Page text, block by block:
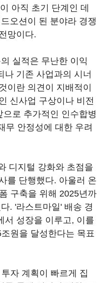
아직 초기 단계인 데
오션이 된 분야라 경쟁
망이다.
실적은 무난한 이익
나 기존 사업과의 시너
이란 의견이 지배적이
신사업 구상이나 비전
로 추가적인 인수합병
무 안정성에 대한 우려
디지털 강화와 초점을
를 단행했다. 아울러 온
구축을 위해 2025년까
. '라스트마일' 배송 경
서 성장을 이루고, 이를
원을 달성한다는 목표
자 계획이 빠르게 집